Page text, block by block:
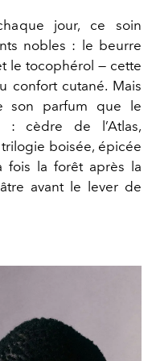
jour, ce soin
nobles : le beurre
le tocophérol — cette
confort cutané. Mais
son parfum que le
: cèdre de l’Atlas,
boisée, épicée
fois la forêt après la
avant le lever de